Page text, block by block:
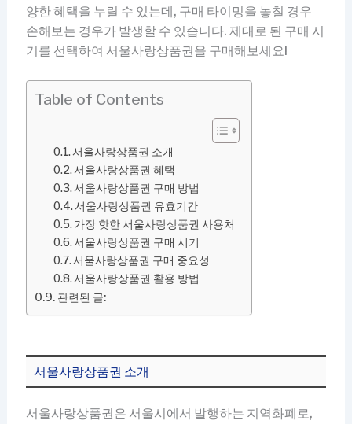
양한 혜택을 누릴 수 있는데, 구매 타이밍을 놓칠 경우
손해보는 경우가 발생할 수 있습니다. 제대로 된 구매 시
기를 선택하여 서울사랑상품권을 구매해보세요!
Table of Contents
서울사랑상품권 소개
서울사랑상품권 혜택
서울사랑상품권 구매 방법
서울사랑상품권 유효기간
가장 핫한 서울사랑상품권 사용처
서울사랑상품권 구매 시기
서울사랑상품권 구매 중요성
서울사랑상품권 활용 방법
관련된 글:
서울사랑상품권 소개
서울사랑상품권은 서울시에서 발행하는 지역화폐로,